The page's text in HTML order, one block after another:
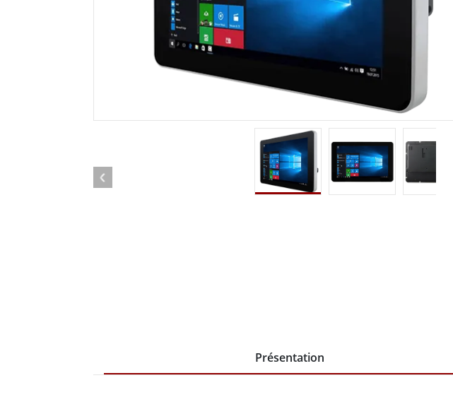
Tablettes pour ordinateurs embarqués
Passerelle radio
Contrôleur robotique Pétrole et gaz, classe ATEX
Tablette durcie certifié ATEX
ATEX
Panneau PC certifiés ATEX
Présentation